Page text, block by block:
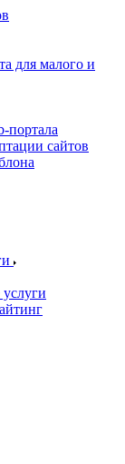
для малого и
портала
сайтов